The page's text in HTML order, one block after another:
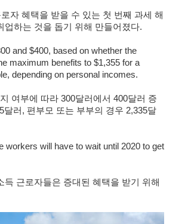
자 혜택을 받을 수 있는 첫 번째 과세 해
하는 것을 돕기 위해 만들어졌다.
and $400, based on whether the
maximum benefits to $1,355 for a
depending on personal incomes.
여부에 따라 300달러에서 400달러 증
러, 편부모 또는 부부의 경우 2,335달
workers will have to wait until 2020 to get
근로자들은 증대된 혜택을 받기 위해